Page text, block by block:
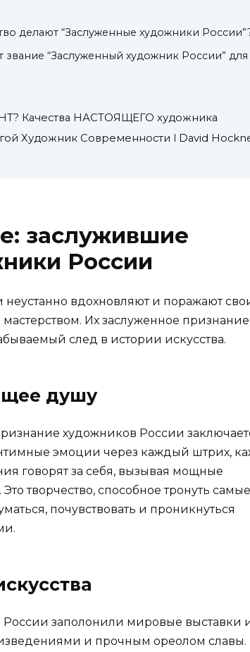
делают “Заслуженные художники
звание “Заслуженный художник России” для
Качества НАСТОЯЩЕГО художника
Художник Современности l David
заслужившие
России
вдохновляют и поражают
Их заслуженное
след в истории искусства.
душу
художников России
эмоции через каждый штрих,
говорят за себя, вызывая мощные
творчество, способное тронуть самые
почувствовать и проникнуться
заполонили мировые выставки
и прочным ореолом славы.